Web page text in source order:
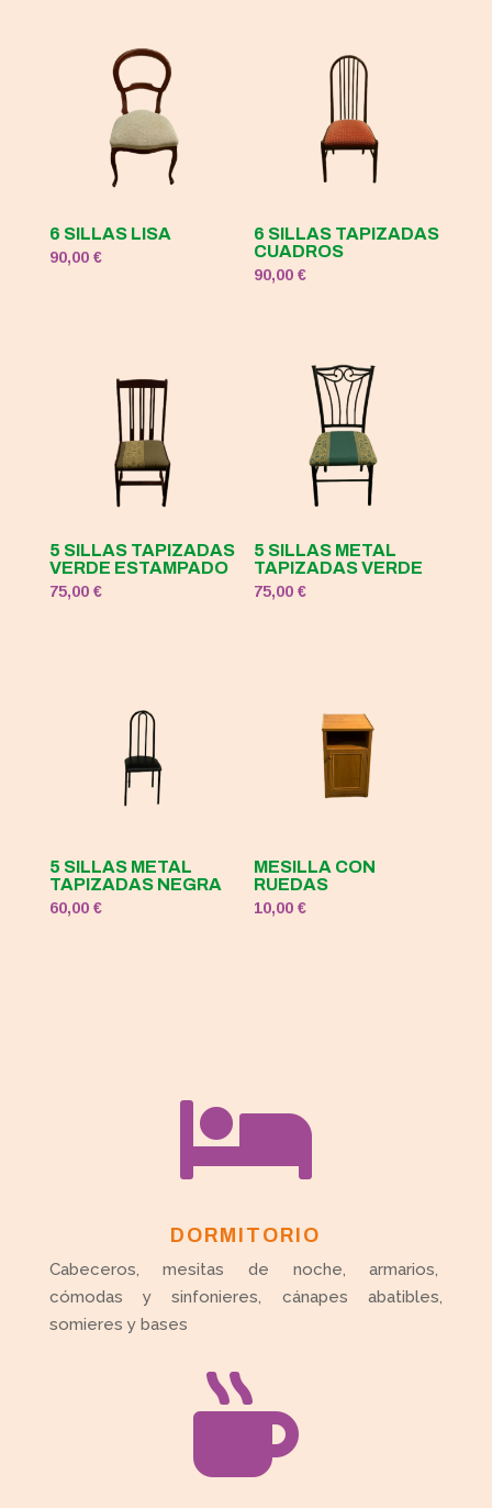
6 SILLAS LISA
90,00 €
6 SILLAS TAPIZADAS
CUADROS
90,00€
5 SILLAS TAPIZADAS
VERDE ESTAMPADO
75,00 €
5 SILLAS METAL
TAPIZADAS VERDE
75,00€
5 SILLAS METAL
TAPIZADAS NEGRA
60,00 €
MESILLA CON
RUEDAS
10,00€

DORMITORIO
Cabeceros, mesitas de noche, armarios,
cómodas y sinfonieres, cánapes abatibles,
somieres y bases
